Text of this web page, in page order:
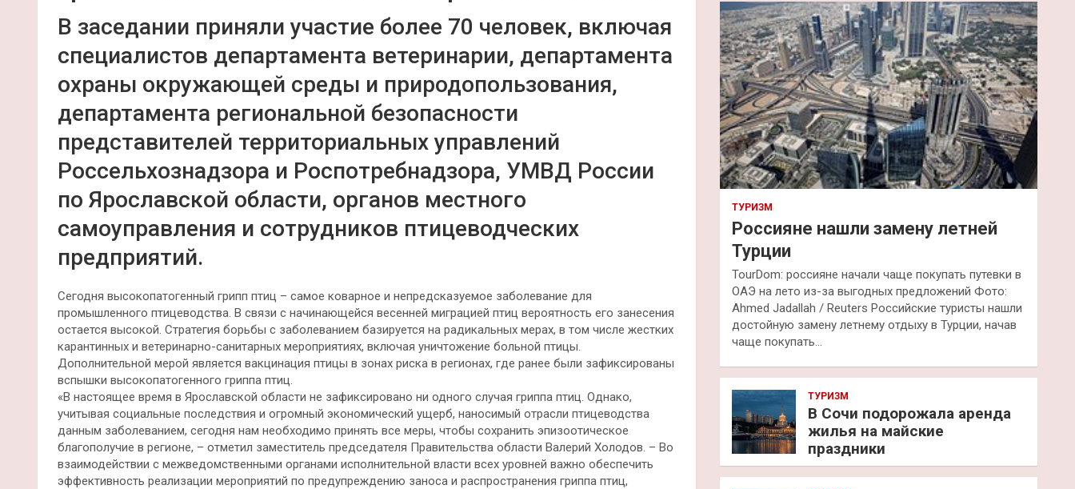
​В заседании приняли участие более 70 человек, включая
специалистов департамента ветеринарии, департамента
охраны окружающей среды и природопользования,
департамента региональной безопасности
представителей территориальных управлений
Россельхознадзора и Роспотребнадзора, УМВД России
по Ярославской области, органов местного
самоуправления и сотрудников птицеводческих
предприятий.
Сегодня высокопатогенный грипп птиц – самое коварное и непредсказуемое заболевание для
промышленного птицеводства. В связи с начинающейся весенней миграцией птиц вероятность его занесения
остается высокой. Стратегия борьбы с заболеванием базируется на радикальных мерах, в том числе жестких
карантинных и ветеринарно-санитарных мероприятиях, включая уничтожение больной птицы.
Дополнительной мерой является вакцинация птицы в зонах риска в регионах, где ранее были зафиксированы
вспышки высокопатогенного гриппа птиц.
«В настоящее время в Ярославской области не зафиксировано ни одного случая гриппа птиц. Однако,
учитывая социальные последствия и огромный экономический ущерб, наносимый отрасли птицеводства
данным заболеванием, сегодня нам необходимо принять все меры, чтобы сохранить эпизоотическое
благополучие в регионе, – отметил заместитель председателя Правительства области Валерий Холодов. – Во
взаимодействии с межведомственными органами исполнительной власти всех уровней важно обеспечить
эффективность реализации мероприятий по предупреждению заноса и распространения гриппа птиц,
к
ТУРИЗМ
Россияне нашли замену летней
Турции
TourDom: россияне начали чаще покупать путевки в
ОАЭ на лето из-за выгодных предложений Фото:
Ahmed Jadallah / Reuters Российские туристы нашли
достойную замену летнему отдыху в Турции, начав
чаще покупать…
ТУРИЗМ
В Сочи подорожала аренда
жилья на майские
праздники